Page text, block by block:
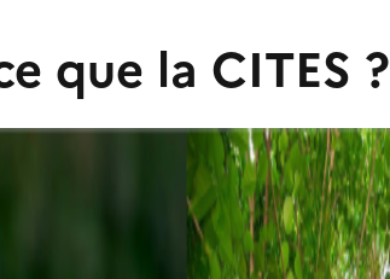
que la CITES ?